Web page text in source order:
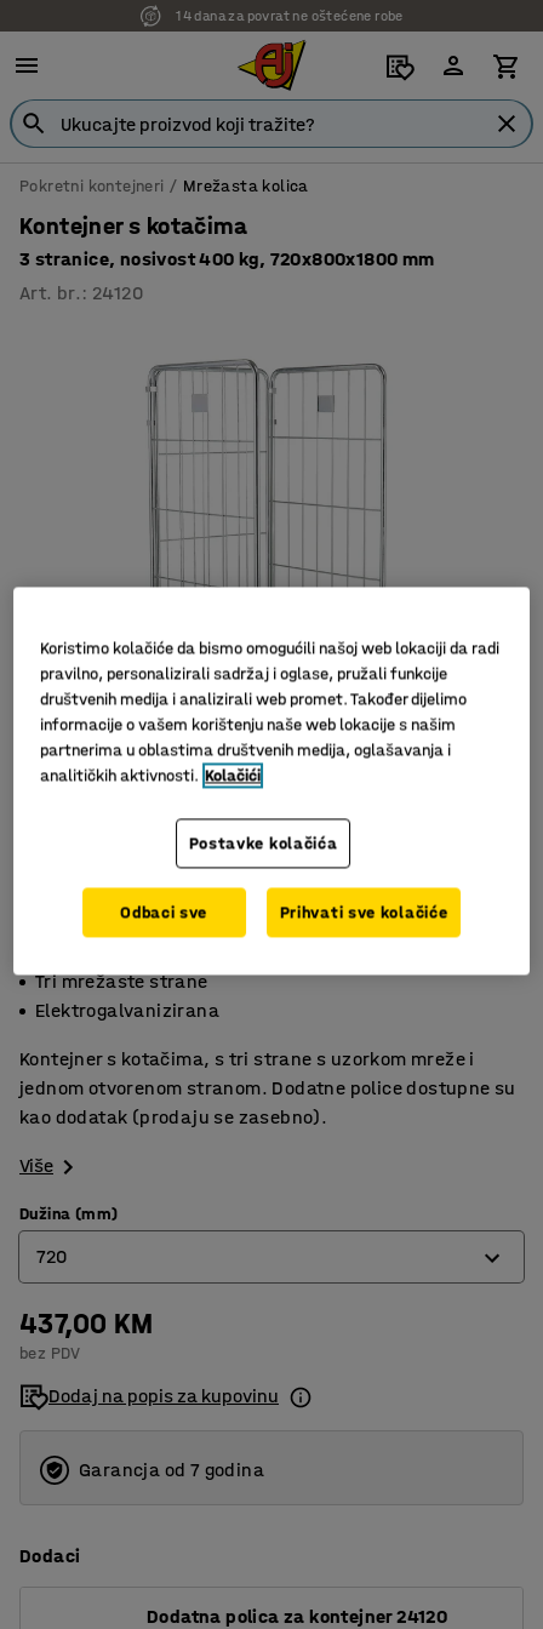
14 dana za povrat ne oštećene robe
Pokretni kontejneri Mrežasta kolica
Kontejner s kotačima
3 stranice, nosivost 400 kg, 720x800x1800 mm
Art. br. : 24120
Tri mrežaste strane
Elektrogalvanizirana
Kontejner s kotačima, s tri strane s uzorkom mreže i
jednom otvorenom stranom. Dodatne police dostupne su
kao dodatak (prodaju se zasebno).
Više
Dužina (mm)
720
720
1200
437,00 KM
bez PDV
Dodaj na popis za kupovinu
Garancja od 7 godina
Dodaci
Dodatna polica za kontejner 24120
Koristimo kolačiće da bismo omogućili našoj web lokaciji da radi
pravilno, personalizirali sadržaj i oglase, pružali funkcije
društvenih medija i analizirali web promet. Također dijelimo
informacije o vašem korištenju naše web lokacije s našim
partnerima u oblastima društvenih medija, oglašavanja i
analitičkih aktivnosti. Kolačići
Postavke kolačića
Odbaci sve Prihvati sve kolačiće